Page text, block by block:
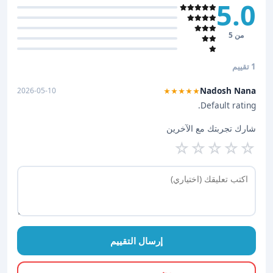
5.0
من 5
1 تقييم
Nadosh Nana
★★★★★
2026-05-10
Default rating.
شارك تجربتك مع الآخرين
☆
☆
☆
☆
☆
إرسال التقييم